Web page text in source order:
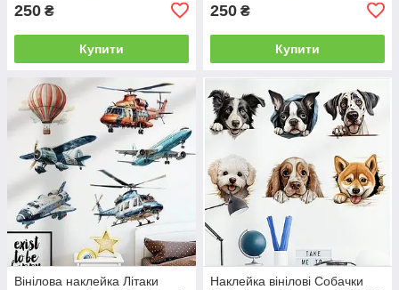
250 ₴
Купити
250 ₴
Купити
Вінілова наклейка Літаки
Наклейка вінілові Собачки